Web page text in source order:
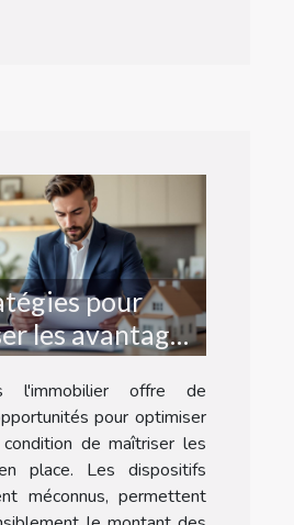
pour
les avantages
investissant
l'immobilier
l'immobilier offre de
pour optimiser
de maîtriser les
place. Les dispositifs
méconnus, permettent